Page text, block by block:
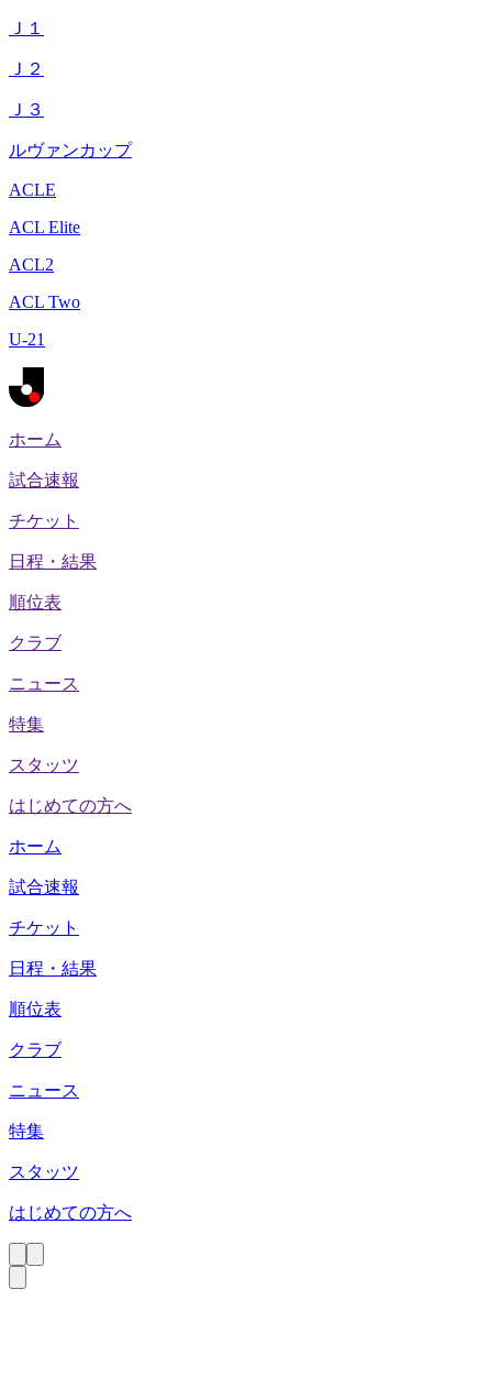
Ｊ１
Ｊ２
Ｊ３
ルヴァンカップ
ACLE
ACL Elite
ACL2
ACL Two
U-21
ホーム
試合速報
チケット
日程・結果
順位表
クラブ
ニュース
特集
スタッツ
はじめての方へ
ホーム
試合速報
チケット
日程・結果
順位表
クラブ
ニュース
特集
スタッツ
はじめての方へ